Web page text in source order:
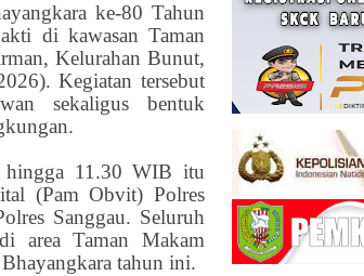
ke-80 Tahun
di kawasan Taman
Kelurahan Bunut,
Kegiatan tersebut
sekaligus bentuk
hingga 11.30 WIB itu
(Pam Obvit) Polres
Sanggau. Seluruh
area Taman Makam
tahun ini.